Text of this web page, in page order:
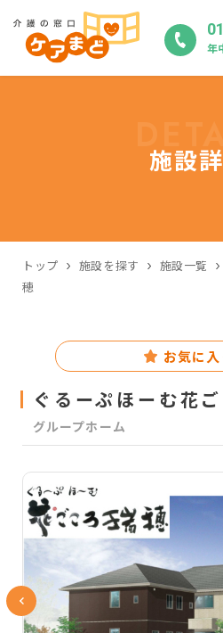
年
施設
トップ 施設を探す 施設一覧
穂
お気に
ぐるーぷほーむ花
グループホーム